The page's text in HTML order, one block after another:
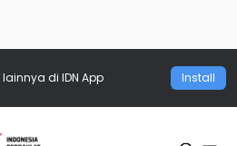
lainnya di IDN App Install